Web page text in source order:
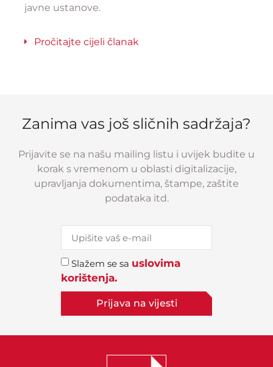
javne ustanove.
Pročitajte cijeli članak
Zanima vas još sličnih sadržaja?
Prijavite se na našu mailing listu i uvijek budite u
korak s vremenom u oblasti digitalizacije,
upravljanja dokumentima, štampe, zaštite
podataka itd.
Slažem se sa uslovima
korištenja.
Prijava na vijesti